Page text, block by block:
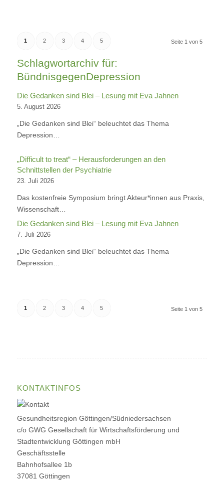
Seite 1 von 5
1 2 3 4 5
Schlagwortarchiv für:
BündnisgegenDepression
Die Gedanken sind Blei – Lesung mit Eva Jahnen
5. August 2026
„Die Gedanken sind Blei“ beleuchtet das Thema
Depression…
„Difficult to treat“ – Herausforderungen an den
Schnittstellen der Psychiatrie
23. Juli 2026
Das kostenfreie Symposium bringt Akteur*innen aus Praxis,
Wissenschaft…
Die Gedanken sind Blei – Lesung mit Eva Jahnen
7. Juli 2026
„Die Gedanken sind Blei“ beleuchtet das Thema
Depression…
Seite 1 von 5
1 2 3 4 5
KONTAKTINFOS
Gesundheitsregion Göttingen/Südniedersachsen
c/o GWG Gesellschaft für Wirtschaftsförderung und
Stadtentwicklung Göttingen mbH
Geschäftsstelle
Bahnhofsallee 1b
37081 Göttingen